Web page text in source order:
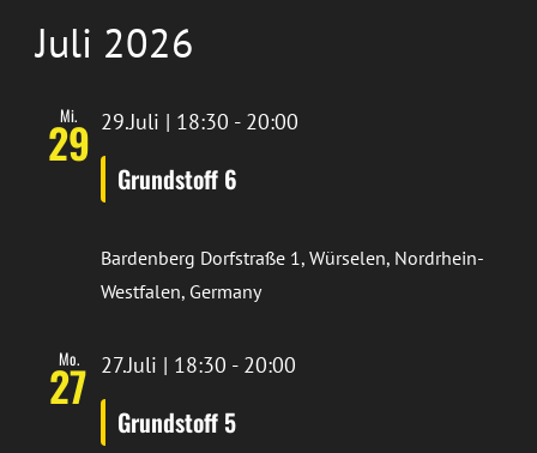
Juli 2026
Mi.
29
Grundstoff 6
29.Juli | 18:30 - 20:00
Bardenberg Dorfstraße 1, Würselen, Nordrhein-
Westfalen, Germany
Mo.
27
Grundstoff 5
27.Juli | 18:30 - 20:00